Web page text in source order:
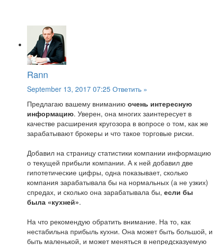
Rann
September 13, 2017 07:25 Ответить »
Предлагаю вашему вниманию очень интересную
информацию. Уверен, она многих заинтересует в
качестве расширения кругозора в вопросе о том, как же
зарабатывают брокеры и что такое торговые риски.
Добавил на страницу статистики компании информацию
о текущей прибыли компании. А к ней добавил две
гипотетические цифры, одна показывает, сколько
компания зарабатывала бы на нормальных (а не узких)
спредах, и сколько она зарабатывала бы, если бы
была «кухней».
На что рекомендую обратить внимание. На то, как
нестабильна прибыль кухни. Она может быть большой, и
быть маленькой, и может меняться в непредсказуемую